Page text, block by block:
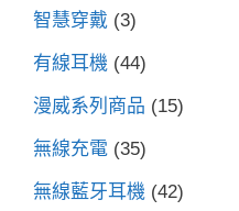
智慧穿戴 (3)
有線耳機 (44)
漫威系列商品 (15)
無線充電 (35)
無線藍牙耳機 (42)